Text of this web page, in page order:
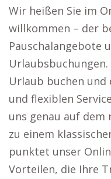
Wir heißen Sie im
willkommen – der
Pauschalangebote
Urlaub buchen und
und flexiblen
uns genau auf dem
zu einem
punktet unser
Vorteilen, die Ihre